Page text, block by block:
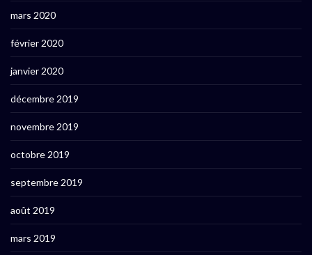
mars 2020
février 2020
janvier 2020
décembre 2019
novembre 2019
octobre 2019
septembre 2019
août 2019
mars 2019